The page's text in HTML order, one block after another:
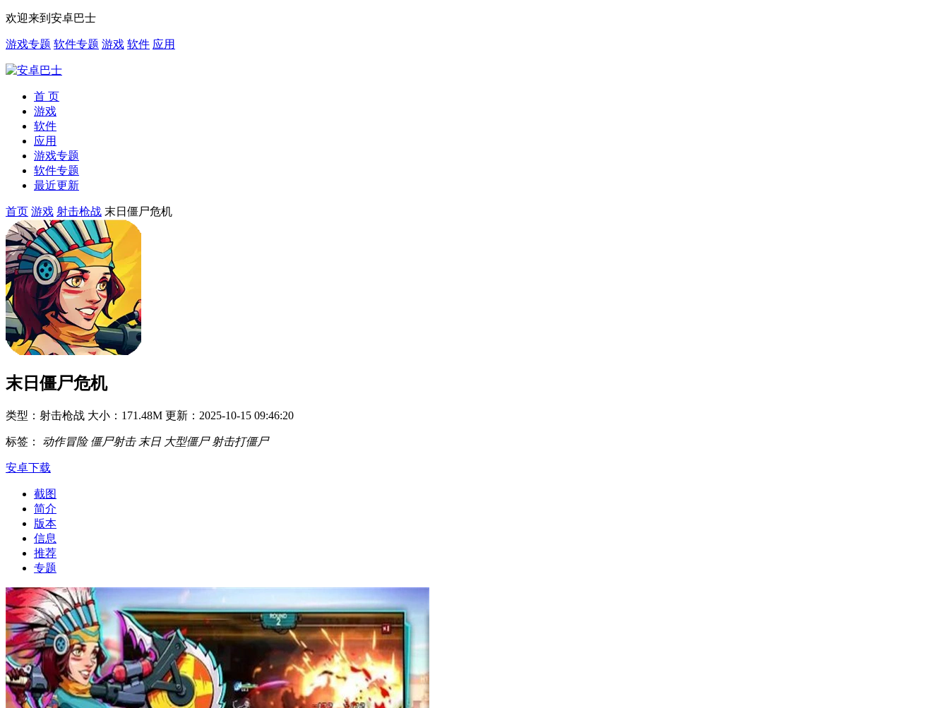
欢迎来到安卓巴士
游戏专题 软件专题 游戏 软件 应用
首 页
游戏
软件
应用
游戏专题
软件专题
最近更新
首页 游戏 射击枪战 末日僵尸危机
末日僵尸危机
类型：射击枪战 大小：171.48M 更新：2025-10-15 09:46:20
标签： 动作冒险 僵尸射击 末日 大型僵尸 射击打僵尸
安卓下载
截图
简介
版本
信息
推荐
专题